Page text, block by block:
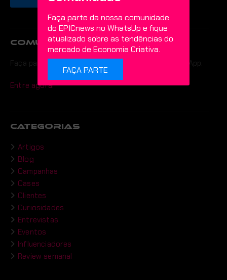
COMUNIDADE
Faça parte da comunidade do EPIC news no WhatsApp.
Entre agora!
CATEGORIAS
Artigos
Blog
Campanhas
Cases
Clientes
Curiosidades
Entrevistas
Eventos
Influenciadores
Review semanal
Faça parte da nossa comunidade
do EPICnews no WhatsUp e fique
atualizado sobre as tendências do
mercado de Economia Criativa.
FAÇA PARTE